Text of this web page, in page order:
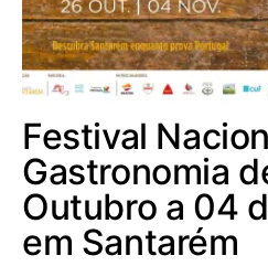
Festival
Gastronomia
Outubro a 04
em Santarém